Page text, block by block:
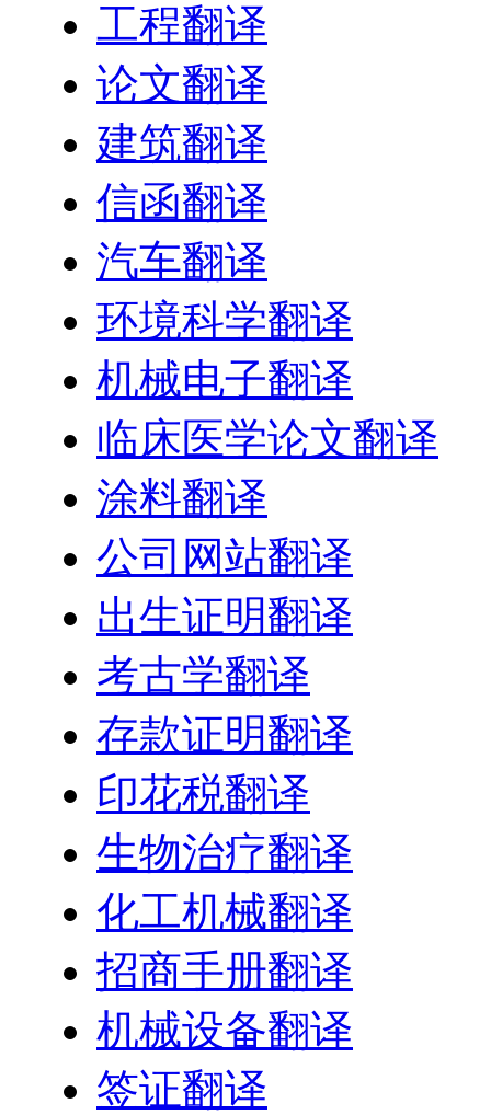
工程翻译
论文翻译
建筑翻译
信函翻译
汽车翻译
环境科学翻译
机械电子翻译
临床医学论文翻译
涂料翻译
公司网站翻译
出生证明翻译
考古学翻译
存款证明翻译
印花税翻译
生物治疗翻译
化工机械翻译
招商手册翻译
机械设备翻译
签证翻译